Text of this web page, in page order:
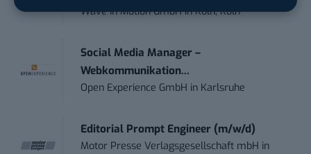
Wave In Motion GmbHinKöln, Köln
Social Media Manager –
Webkommunikation...
Open Experience GmbH in Karlsruhe
Editorial Prompt Engineer (m/w/d)
Motor Presse Verlagsgesellschaft mbH in